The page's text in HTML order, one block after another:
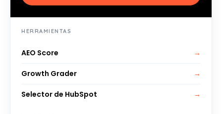
HERRAMIENTAS
AEO Score →
Growth Grader →
Selector de HubSpot →